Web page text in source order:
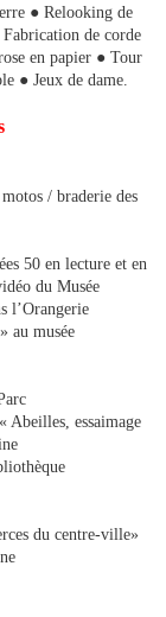
● Relooking de
de corde
en papier ● Tour
● Jeux de dame.
/ braderie des
50 en lecture et en
du Musée
l’Orangerie
au musée
Abeilles, essaimage
du centre-ville»